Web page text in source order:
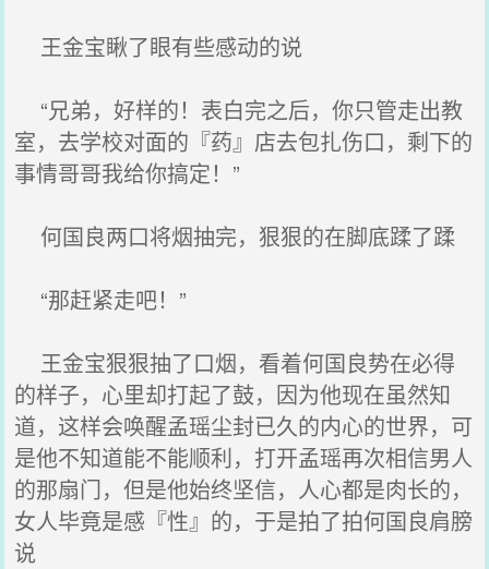
王金宝瞅了眼有些感动的说
“兄弟，好样的！表白完之后，你只管走出教
室，去学校对面的『药』店去包扎伤口，剩下的
事情哥哥我给你搞定！”
何国良两口将烟抽完，狠狠的在脚底蹂了蹂
“那赶紧走吧！”
王金宝狠狠抽了口烟，看着何国良势在必得
的样子，心里却打起了鼓，因为他现在虽然知
道，这样会唤醒孟瑶尘封已久的内心的世界，可
是他不知道能不能顺利，打开孟瑶再次相信男人
的那扇门，但是他始终坚信，人心都是肉长的，
女人毕竟是感『性』的，于是拍了拍何国良肩膀
说